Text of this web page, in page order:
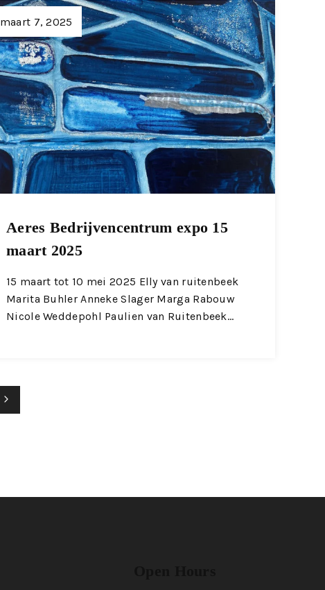
Aeres Bedrijvencentrum expo 15
maart 2025
maart 7, 2025
15 maart tot 10 mei 2025 Elly van ruitenbeek
Marita Buhler Anneke Slager Marga Rabouw
Nicole Weddepohl Paulien van Ruitenbeek…